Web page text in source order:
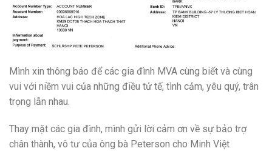
Mình xin thông báo để các gia đình MVA cùng biết và cùng
vui với niềm vui của những điều tử tế, tình cảm, yêu quý, trân
trọng lẫn nhau.
Thay mặt các gia đình, mình gửi lời cảm ơn về sự bảo trợ
chân thành, vô tư của ông bà Peterson cho Minh Việt